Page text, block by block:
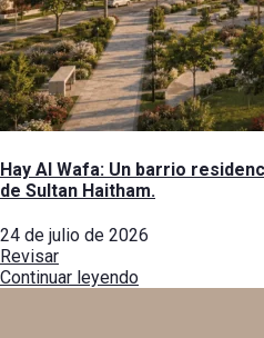
Hay Al Wafa: Un barrio
de Sultan Haitham.
24 de julio de 2026
Revisar
Continuar leyendo